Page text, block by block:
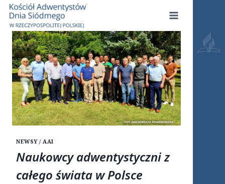
Przejdź
treści
NEWSY / AAI
Naukowcy adwentystyczni z
całego świata w Polsce